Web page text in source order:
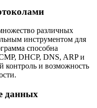
различных
инструментом для
способна
DHCP, DNS, ARP и
контроль и возможность
данных